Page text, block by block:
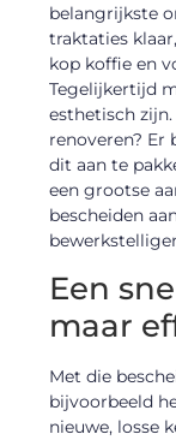
belangrijkste
traktaties
kop koffie en
Tegelijkertijd
esthetisch
renoveren? Er
dit aan te
een grootse
bescheiden
Een
maar
Met die
bijvoorbeeld
nieuwe, losse